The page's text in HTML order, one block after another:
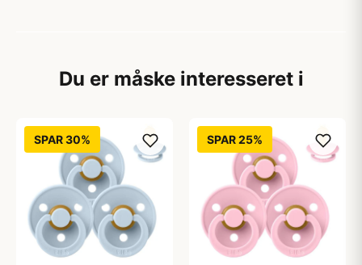
Du er måske interesseret i
SPAR 30% SPAR 25%